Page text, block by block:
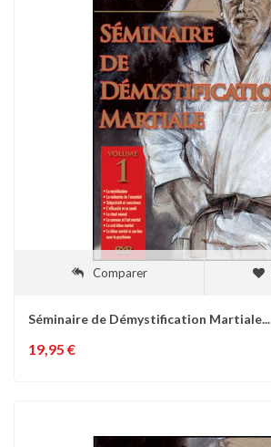
Comparer
Séminaire de Démystification Martiale...
19,95 €